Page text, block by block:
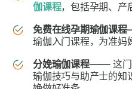
伽课程，包括孕期、产
免费在线孕期瑜伽课
瑜伽入门课程，为准妈
分娩瑜伽课程—— 这
瑜伽技巧与助产士的知